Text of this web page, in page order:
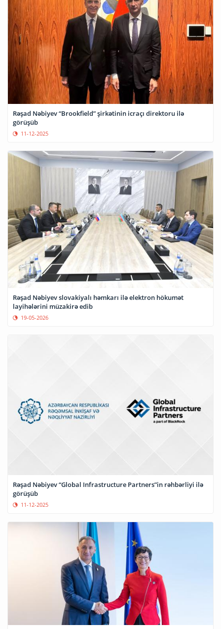
Rəşad Nəbiyev “Brookfield” şirkətinin icraçı direktoru ilə
görüşüb
11-12-2025
Rəşad Nəbiyev slovakiyalı həmkarı ilə elektron hökumət
layihələrini müzakirə edib
19-05-2026
Rəşad Nəbiyev “Global Infrastructure Partners”in rəhbərliyi ilə
görüşüb
11-12-2025